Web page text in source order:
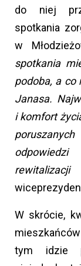
do niej
spotkania
w
spotkania
podoba, a co
Janasa.
i komfort
odpowiedzi
W skrócie,
tym idzie